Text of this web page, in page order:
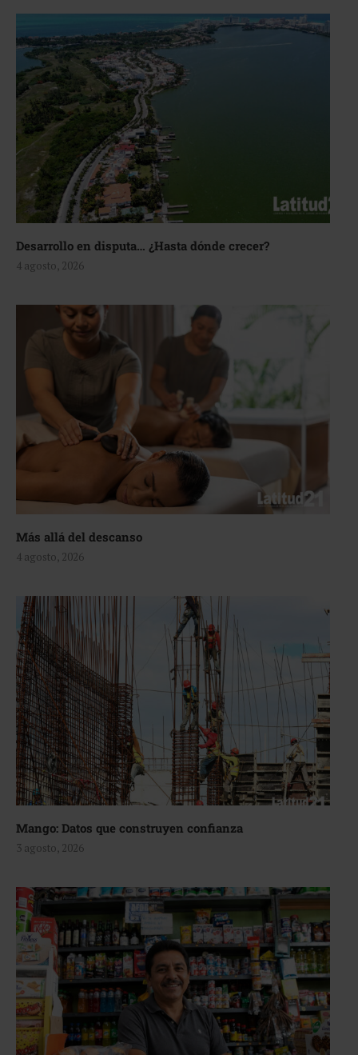
Desarrollo en disputa… ¿Hasta dónde crecer?
4 agosto, 2026
Más allá del descanso
4 agosto, 2026
Mango: Datos que construyen confianza
3 agosto, 2026